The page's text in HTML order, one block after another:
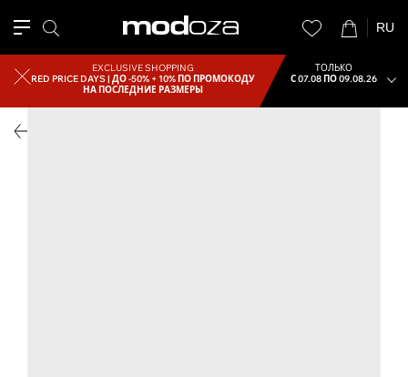
RU
EXCLUSIVE SHOPPING
RED PRICE DAYS |ДО -50% + 10% ПО ПРОМОКОДУ
НА ПОСЛЕДНИЕ РАЗМЕРЫ
ТОЛЬКО
С 07.08 ПО 09.08.26